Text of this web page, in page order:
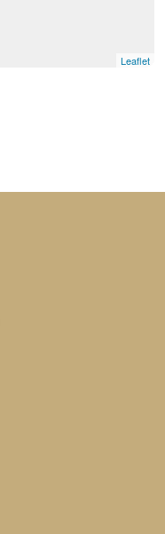
Leaflet